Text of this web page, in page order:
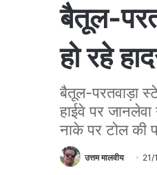
बैतूल-
हो रहे
बैतूल-परतवाड़ा
हाईवे पर
नाके पर टोल की
उत्तम मालवीय 21/